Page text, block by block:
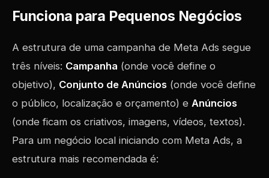
Funciona para Pequenos Negócios
A estrutura de uma campanha de Meta Ads segue
três níveis: Campanha (onde você define o
objetivo), Conjunto de Anúncios (onde você define
o público, localização e orçamento) e Anúncios
(onde ficam os criativos, imagens, vídeos, textos).
Para um negócio local iniciando com Meta Ads, a
estrutura mais recomendada é: